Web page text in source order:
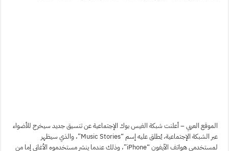
الموقع العربي – أعلنت شبكة الفيس بوك الإجتماعية عن تنسيق جديد سيخرج للأضواء
عبر الشبكة الإجتماعية، يُطلق عليه إسم “Music Stories”، والذي سيظهر
لمستخدمي هواتف الآيفون “iPhone”، وذلك عندما ينشر مستخدموه الأغاني إما من